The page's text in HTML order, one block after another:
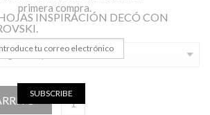
primera compra.
SUBSCRIBE
INSPIRACIÓN DECÓ CON